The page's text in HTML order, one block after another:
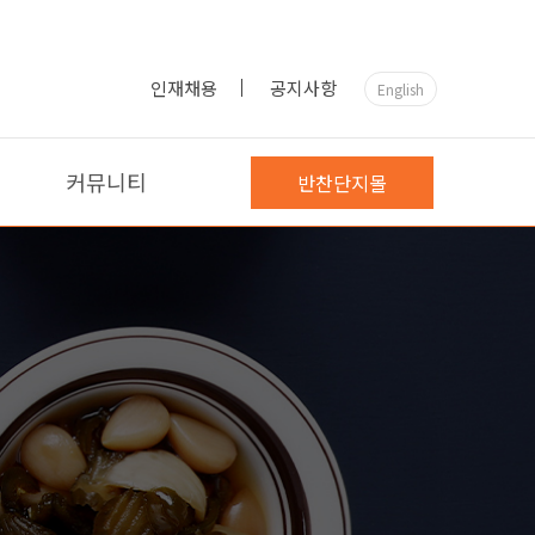
인재채용 공지사항 English
커뮤니티 반찬단지몰